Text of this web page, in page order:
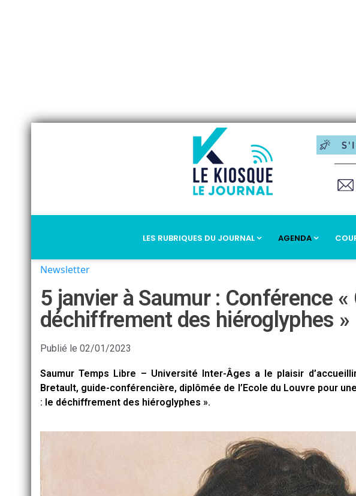
LES RUBRIQUES DU JOURNAL AGENDA
Newsletter
5 janvier à Saumur : Conférence
déchiffrement des hiéroglyphes »
Publié le 02/01/2023
Saumur Temps Libre – Université Inter-Âges a le plaisir
Bretault, guide-conférencière, diplômée de l’Ecole du Louvre pour
: le déchiffrement des hiéroglyphes ».